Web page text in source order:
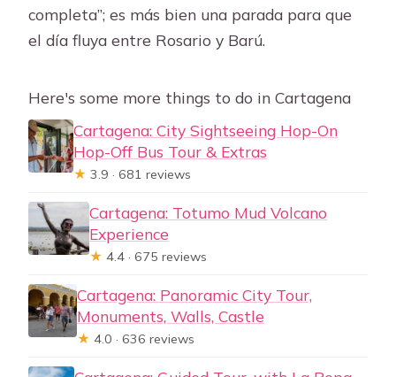
completa”; es más bien una parada para que
el día fluya entre Rosario y Barú.
Here's some more things to do in Cartagena
Cartagena: City Sightseeing Hop-On
Hop-Off Bus Tour & Extras
★ 3.9 · 681 reviews
Cartagena: Totumo Mud Volcano
Experience
★ 4.4 · 675 reviews
Cartagena: Panoramic City Tour,
Monuments, Walls, Castle
★ 4.0 · 636 reviews